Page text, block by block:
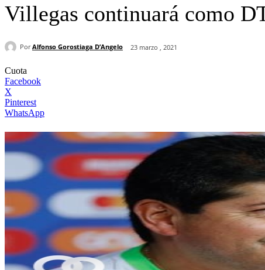
Villegas continuará como
Por Alfonso Gorostiaga D’Angelo 23 marzo , 2021
Cuota
Facebook
X
Pinterest
WhatsApp